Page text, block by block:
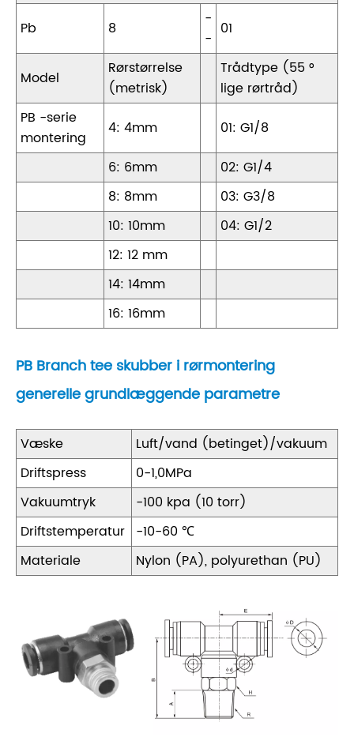
Pb
8
-
- 01
Model
Rørstørrelse
(metrisk)
Trådtype (55 °
lige rørtråd)
PB -serie
montering
4: 4mm
01: G1/8
6: 6mm
02: G1/4
8: 8mm
03: G3/8
10: 10mm
04: G1/2
12: 12 mm
14: 14mm
16: 16mm
PB Branch tee skubber i rørmontering
generelle grundlæggende parametre
Væske
Luft/vand (betinget)/vakuum
Driftspress
0-1,0MPa
Vakuumtryk
-100 kpa (10 torr)
Driftstemperatur -10-60 ℃
Materiale
Nylon (PA), polyurethan (PU)